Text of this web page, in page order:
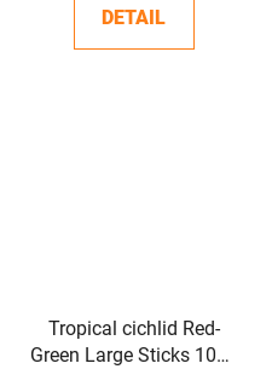
DETAIL
Tropical cichlid Red-
Green Large Sticks 1000